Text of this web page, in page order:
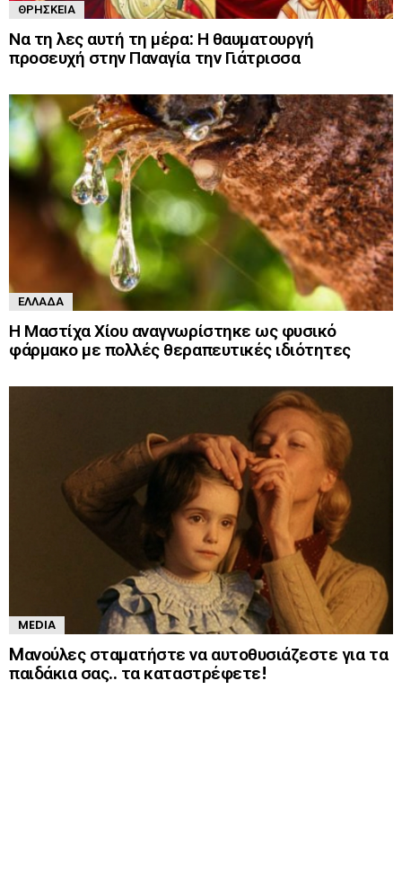
ΘΡΗΣΚΕΊΑ
Να τη λες αυτή τη μέρα: Η θαυματουργή
προσευχή στην Παναγία την Γιάτρισσα
ΕΛΛΆΔΑ
Η Μαστίχα Χίου αναγνωρίστηκε ως φυσικό
φάρμακο με πολλές θεραπευτικές ιδιότητες
MEDIA
Mανούλες σταματήστε να αυτοθυσιάζεστε για τα
παιδάκια σας.. τα καταστρέφετε!